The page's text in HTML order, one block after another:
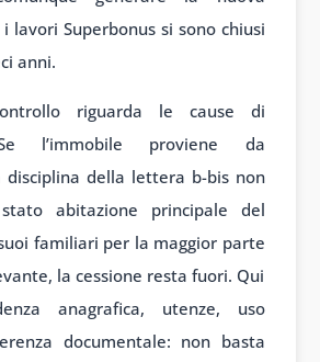
lavori Superbonus si sono chiusi
anni.
riguarda le cause di
l’immobile proviene da
disciplina della lettera b-bis non
abitazione principale del
familiari per la maggior parte
la cessione resta fuori. Qui
anagrafica, utenze, uso
documentale: non basta